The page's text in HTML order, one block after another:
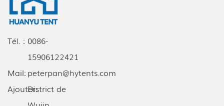
Ajouter:District de
Tél. : 0086-
15906122421
Mail: peterpan@hytents.com